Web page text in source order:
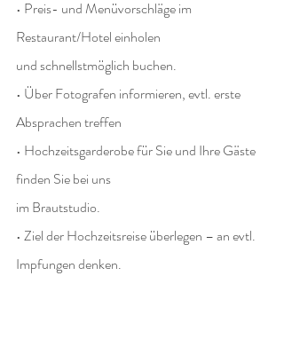
• Preis- und Menüvorschläge im
Restaurant/Hotel einholen
und schnellstmöglich buchen.
• Über Fotografen informieren, evtl. erste
Absprachen treffen
• Hochzeitsgarderobe für Sie und Ihre Gäste
finden Sie bei uns
im Brautstudio.
• Ziel der Hochzeitsreise überlegen – an evtl.
Impfungen denken.